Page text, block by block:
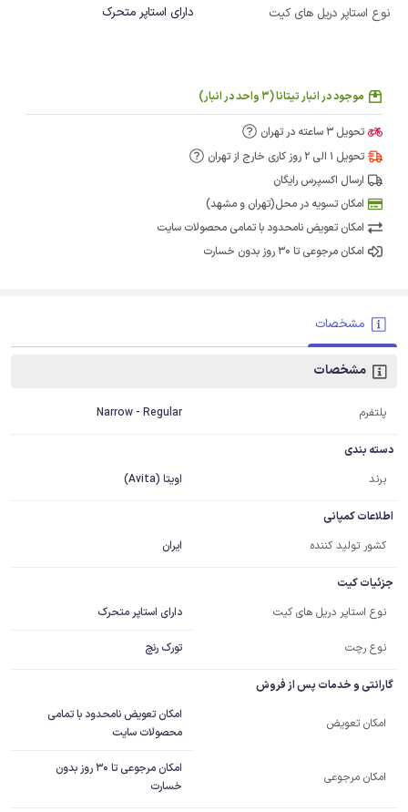
نوع استاپر دریل های کیت
دارای استاپر متحرک
موجود در انبار تیتانا (3 واحد در انبار)
تحویل 3 ساعته در تهران
تحویل 1 الی 2 روز کاری خارج از تهران
ارسال اکسپرس رایگان
امکان تسویه در محل(تهران و مشهد)
امکان تعویض نامحدود با تمامی محصولات سایت
امکان مرجوعی تا 30 روز بدون خسارت
مشخصات
مشخصات
پلتفرم Narrow - Regular
دسته بندی
برند
اویتا (Avita)
اطلاعات کمپانی
کشور تولید کننده
ایران
جزئیات کیت
نوع استاپر دریل های کیت
دارای استاپر متحرک
نوع رچت تورک رنچ
گارانتی و خدمات پس از فروش
امکان تعویض
امکان تعویض نامحدود با تمامی
محصولات سایت
امکان مرجوعی
امکان مرجوعی تا 30 روز بدون
خسارت